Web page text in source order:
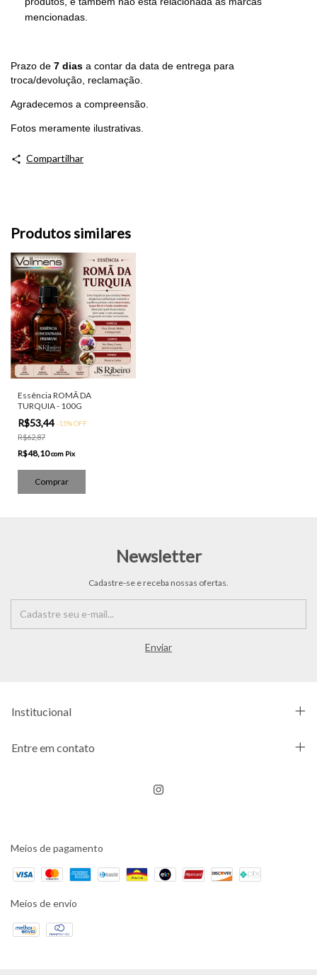
mencionadas.
Prazo de 7 dias a contar da data de entrega para
troca/devolução, reclamação.
Agradecemos a compreensão.
Fotos meramente ilustrativas.
Compartilhar
Produtos similares
Essência ROMÃ DA
TURQUIA - 100G
R$53,44 -15%OFF
R$62,87
R$48,10com Pix
Newsletter
Cadastre-se e receba nossas ofertas.
Institucional
Entre em contato
Meios de pagamento
Meios de envio